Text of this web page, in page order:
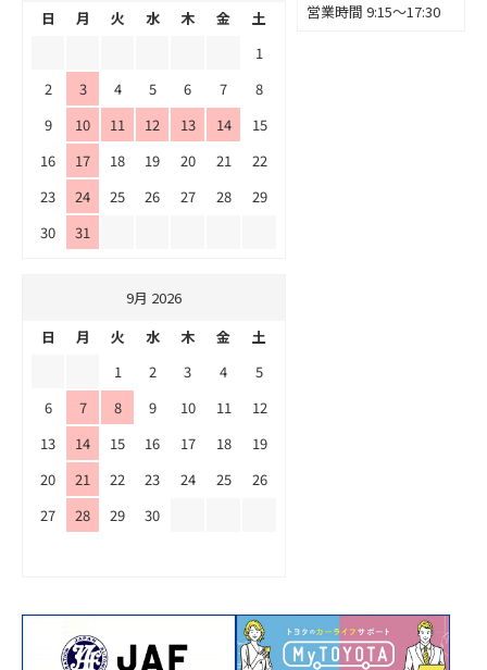
営業時間 9:15～17:30
日
月 火 水 木 金
土
1
2
3 4 5 6 7
8
9
10 11 12 13 14
15
16
17 18 19 20 21
22
23
24 25 26 27 28
29
30
31
9月 2026
日
月 火 水 木 金
土
1
2 3 4
5
6
7 8 9 10 11
12
13
14 15 16 17 18
19
20
21 22 23 24 25
26
27
28 29 30